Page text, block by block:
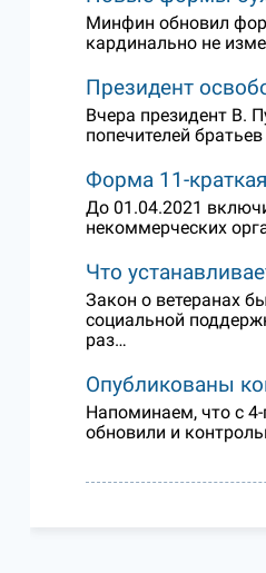
Минфин обновил
кардинально не
Президент
Вчера президент В.
попечителей
Форма 11-
До 01.04.2021
некоммерческих
Что
Закон о ветеранах
социальной
раз…
Опубликованы
Напоминаем, что с
обновили и